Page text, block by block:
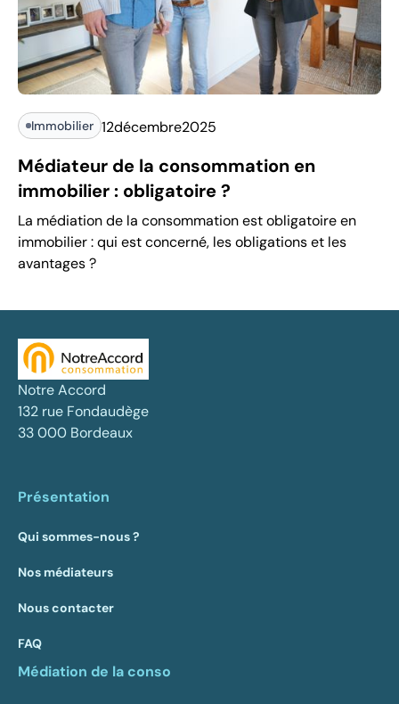
Immobilier 12décembre2025
Médiateur de la consommation en
immobilier : obligatoire ?
La médiation de la consommation est obligatoire en
immobilier : qui est concerné, les obligations et les
avantages ?
Notre Accord
132 rue Fondaudège
33 000 Bordeaux
Présentation
Qui sommes-nous ?
Nos médiateurs
Nous contacter
FAQ
Médiation de la conso